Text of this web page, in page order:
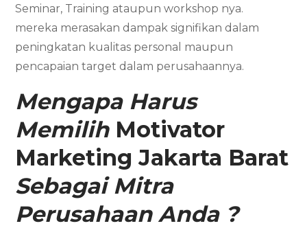
Seminar, Training ataupun workshop nya.
mereka merasakan dampak signifikan dalam
peningkatan kualitas personal maupun
pencapaian target dalam perusahaannya.
Mengapa Harus
Memilih Motivator
MarketingJakarta Barat
Sebagai Mitra
Perusahaan Anda ?